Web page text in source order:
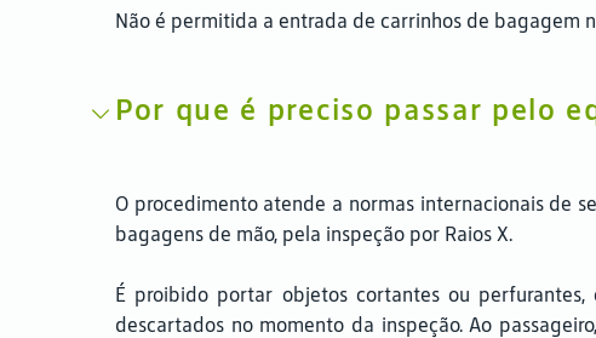
Não é permitida a entrada de carrinhos de bagagem
Por que é preciso passar pelo
O procedimento atende a normas internacionais de
bagagens de mão, pela inspeção por Raios X.
É proibido portar objetos cortantes ou perfurantes,
descartados no momento da inspeção. Ao